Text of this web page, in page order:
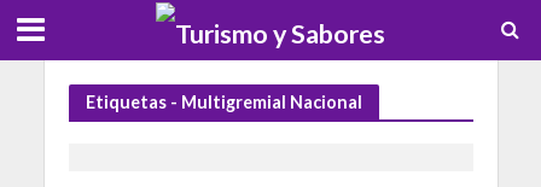
Etiquetas - Multigremial Nacional